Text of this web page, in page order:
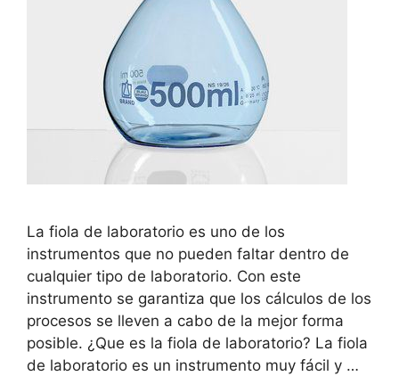
La fiola de laboratorio es uno de los
instrumentos que no pueden faltar dentro de
cualquier tipo de laboratorio. Con este
instrumento se garantiza que los cálculos de los
procesos se lleven a cabo de la mejor forma
posible. ¿Que es la fiola de laboratorio? La fiola
de laboratorio es un instrumento muy fácil y …